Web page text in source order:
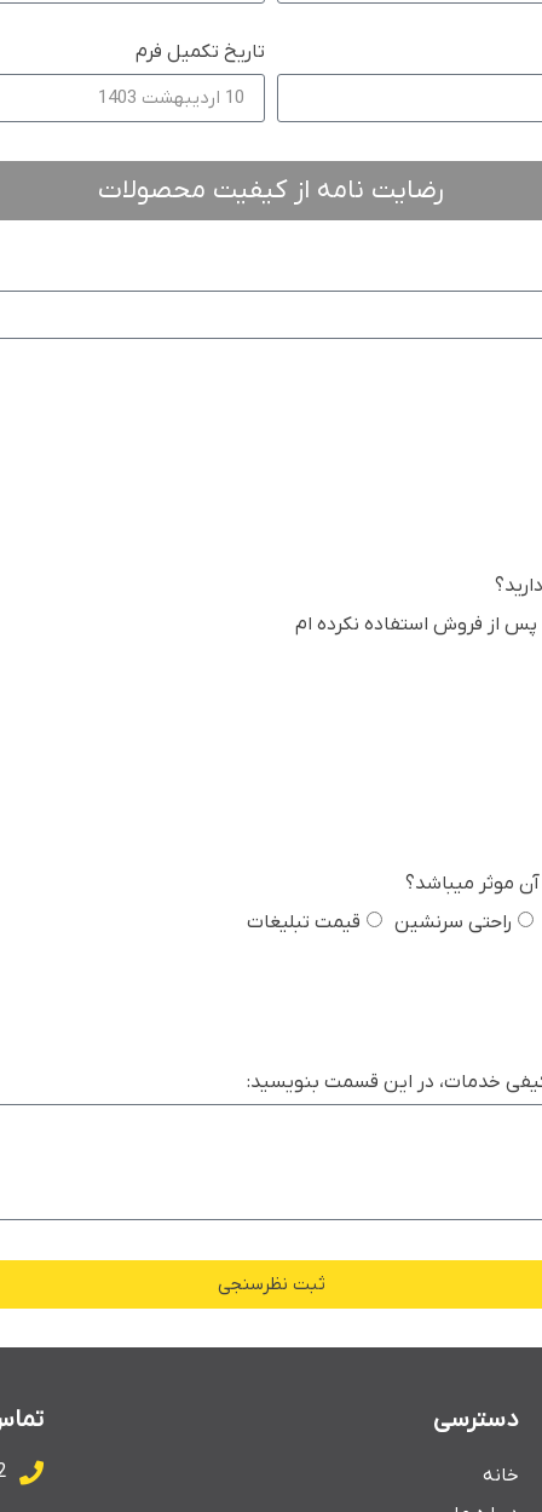
تاریخ تکمیل فرم
رضایت نامه از کیفیت محصولات
از فروش استفاده نکرده ام
موثر میباشد؟
راحتی سرنشین
قیمت تبلیغات
خدمات، در این قسمت بنویسید:
ثبت نظرسنجی
دسترسی
خانه